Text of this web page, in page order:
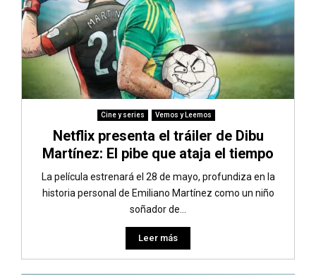
Cine y series Vemos y Leemos
Netflix presenta el tráiler de Dibu
Martínez: El pibe que ataja el tiempo
La película estrenará el 28 de mayo, profundiza en la
historia personal de Emiliano Martínez como un niño
soñador de...
Leer más